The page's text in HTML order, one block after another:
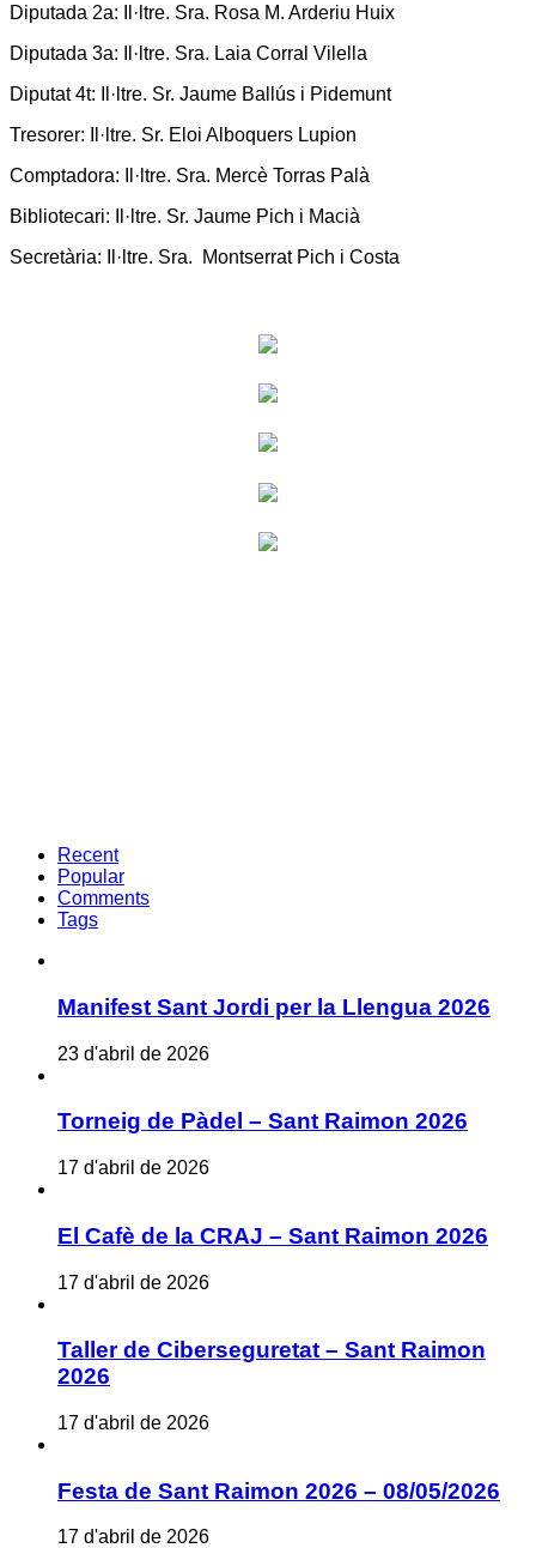
Diputada 2a: Il·ltre. Sra. Rosa M. Arderiu Huix
Diputada 3a: Il·ltre. Sra. Laia Corral Vilella
Diputat 4t: Il·ltre. Sr. Jaume Ballús i Pidemunt
Tresorer: Il·ltre. Sr. Eloi Alboquers Lupion
Comptadora: Il·ltre. Sra. Mercè Torras Palà
Bibliotecari: Il·ltre. Sr. Jaume Pich i Macià
Secretària: Il·ltre. Sra. Montserrat Pich i Costa
Recent
Popular
Comments
Tags
Manifest Sant Jordi per la Llengua 2026
23 d'abril de 2026
Torneig de Pàdel – Sant Raimon 2026
17 d'abril de 2026
El Cafè de la CRAJ – Sant Raimon 2026
17 d'abril de 2026
Taller de Ciberseguretat – Sant Raimon
2026
17 d'abril de 2026
Festa de Sant Raimon 2026 – 08/05/2026
17 d'abril de 2026